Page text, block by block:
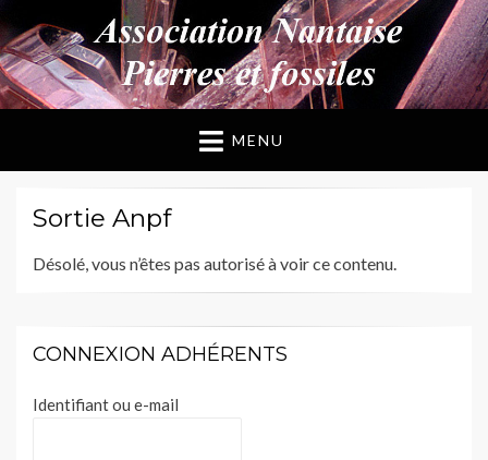
ANPF
Association Nantaise Pierres et Fossiles
MENU
Sortie Anpf
Désolé, vous n’êtes pas autorisé à voir ce contenu.
CONNEXION ADHÉRENTS
Identifiant ou e-mail